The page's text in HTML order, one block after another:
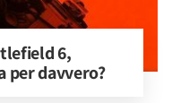
6,
per davvero?